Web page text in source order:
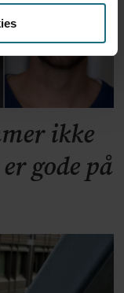
ikke
gode på